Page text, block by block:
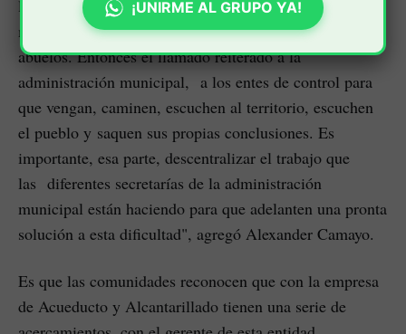
lluvias para recoger agua lluvia y con esta sostenerse y
mantenerse para prepararle la comida a los pelados,
abuelos. Entonces el llamado reiterado a la
administración municipal, a los entes de control para
que vengan, caminen, escuchen al territorio, escuchen
el pueblo y saquen sus propias conclusiones. Es
importante, esa parte, descentralizar el trabajo que
las diferentes secretarías de la administración
municipal están haciendo para que adelanten una pronta
solución a esta dificultad", agregó Alexander Camayo.
Es que las comunidades reconocen que con la empresa
de Acueducto y Alcantarillado tienen una serie de
¡UNIRME AL GRUPO YA!